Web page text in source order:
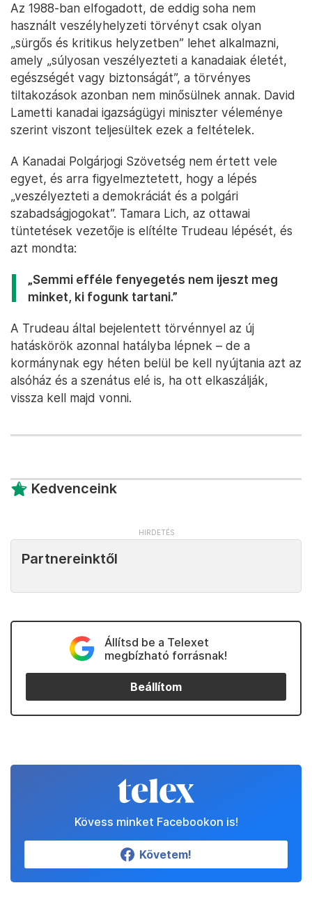
Az 1988-ban elfogadott, de eddig soha nem
használt veszélyhelyzeti törvényt csak olyan
„sürgős és kritikus helyzetben” lehet alkalmazni,
amely „súlyosan veszélyezteti a kanadaiak életét,
egészségét vagy biztonságát”, a törvényes
tiltakozások azonban nem minősülnek annak. David
Lametti kanadai igazságügyi miniszter véleménye
szerint viszont teljesültek ezek a feltételek.
A Kanadai Polgárjogi Szövetség nem értett vele
egyet, és arra figyelmeztetett, hogy a lépés
„veszélyezteti a demokráciát és a polgári
szabadságjogokat”. Tamara Lich, az ottawai
tüntetések vezetője is elítélte Trudeau lépését, és
azt mondta:
„Semmi efféle fenyegetés nem ijeszt meg
minket, ki fogunk tartani.”
A Trudeau által bejelentett törvénnyel az új
hatáskörök azonnal hatályba lépnek – de a
kormánynak egy héten belül be kell nyújtania azt az
alsóház és a szenátus elé is, ha ott elkaszálják,
vissza kell majd vonni.
Kedvenceink
Partnereinktől
Állítsd be a Telexet
megbízható forrásnak!
Beállítom
Kövess minket Facebookon is!
Követem!